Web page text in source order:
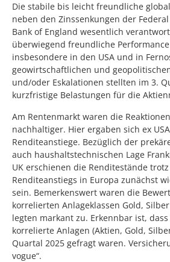
Die stabile bis leicht freundliche
neben den Zinssenkungen der
Bank of England wesentlich
überwiegend freundliche
insbesondere in den USA und in
geowirtschaftlichen und
und/oder Eskalationen stellten im 3.
kurzfristige Belastungen für die
Am Rentenmarkt waren die
nachhaltiger. Hier ergaben sich ex
Renditeanstiege. Bezüglich der
auch haushaltstechnischen Lage
UK erschienen die Renditestände
Renditeanstiegs in Europa zunächst
sein. Bemerkenswert waren die
korrelierten Anlageklassen Gold,
legten markant zu. Erkennbar ist,
korrelierte Anlagen (Aktien, Gold,
Quartal 2025 gefragt waren.
vogue“.